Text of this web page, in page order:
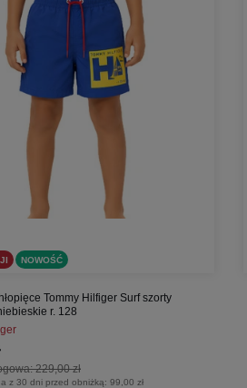
NOWOŚĆ
Tommy Hilfiger Surf szorty
r. 128
229,00 zł
z 30 dni przed obniżką: 99,00 zł